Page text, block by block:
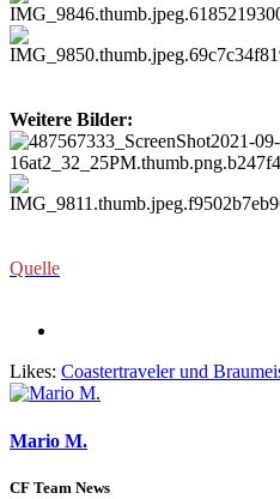
Weitere Bilder:
Quelle
Likes: Coastertravelerund
Mario M.
CF Team News